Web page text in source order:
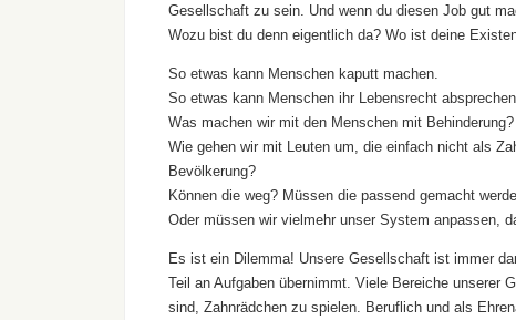
Gesellschaft zu sein. Und wenn du diesen Job gut
Wozu bist du denn eigentlich da? Wo ist deine
So etwas kann Menschen kaputt machen.
So etwas kann Menschen ihr Lebensrecht absprechen.
Was machen wir mit den Menschen mit Behinderung?
Wie gehen wir mit Leuten um, die einfach nicht als
Bevölkerung?
Können die weg? Müssen die passend gemacht
Oder müssen wir vielmehr unser System anpassen,
Es ist ein Dilemma! Unsere Gesellschaft ist immer
Teil an Aufgaben übernimmt. Viele Bereiche unserer
sind, Zahnrädchen zu spielen. Beruflich und als